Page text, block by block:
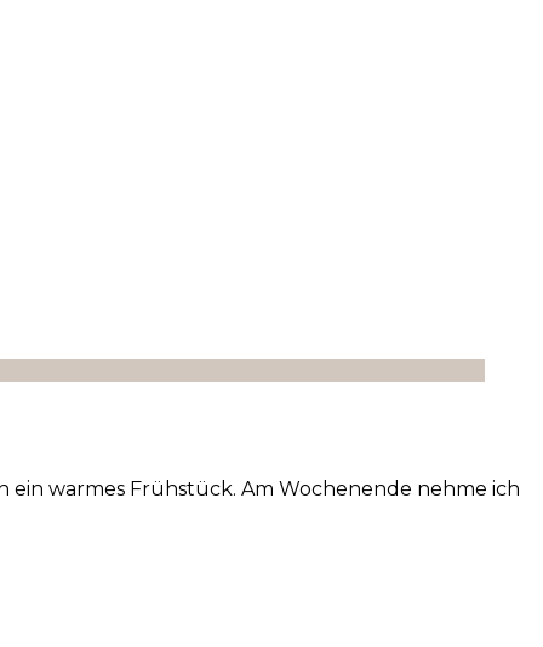
ein warmes Frühstück. Am Wochenende nehme ich